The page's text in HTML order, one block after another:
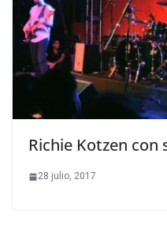
Richie Kotzen con
28 julio, 2017